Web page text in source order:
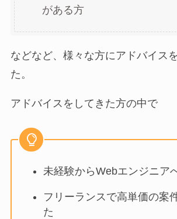
がある方
などなど、様々な方にアドバイス
た。
アドバイスをしてきた方の中で
未経験からWebエンジニア
フリーランスで高単価の案
た